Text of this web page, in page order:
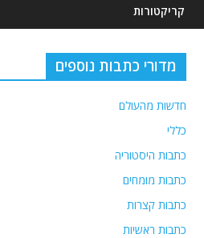
קריקטורות
מדורי כתבות נוספים
חדשות מהעולם
כללי
כתבות היסטוריה
כתבות מומחים
כתבות קצרות
כתבות ראשיות